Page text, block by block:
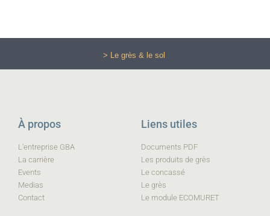
> Le grès & le sol
À propos
L'entreprise GBA
La carrière
Events
Medias
Contact
Liens utiles
Documents PDF
Les produits de grès
Le concassé
Le grès
Le module ECOMURET